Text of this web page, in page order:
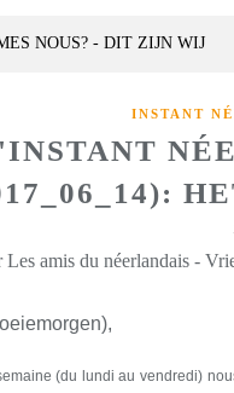
NOUS? - DIT ZIJN WIJ
INSTANT
Les amis du néerlandais -
(du lundi au vendredi)